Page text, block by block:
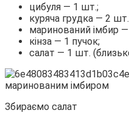
цибуля — 1 шт.;
куряча грудка — 2 шт.
маринований імбир —
кінза — 1 пучок;
салат — 1 шт.
Збираємо салат